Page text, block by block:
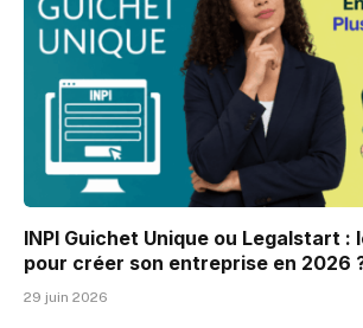
INPI Guichet Unique ou Legalstart :
pour créer son entreprise en 2026
29 juin 2026